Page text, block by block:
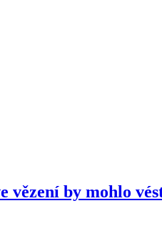
vězení by mohlo